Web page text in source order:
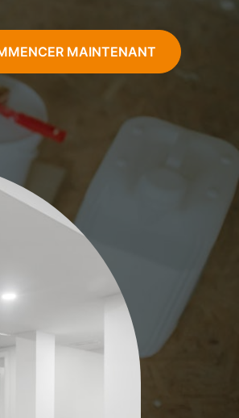
MAINTENANT